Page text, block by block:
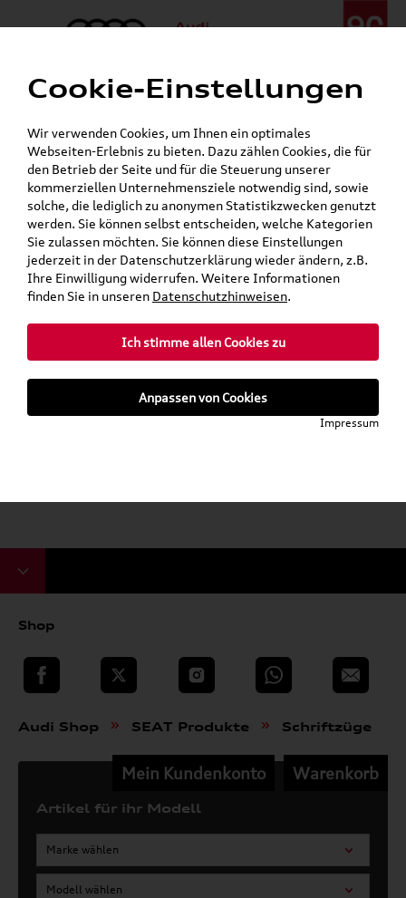
Menü
24h-Pannenhilfe:+49 (0)171 / 870 72 87
Gerade geöffnet
Verkauf:
Mo. - Fr. 08:00 - 19:00 Uhr Sa. 09:00 - 13:00 Uhr
Service:Mo. - Fr. 06:00 - 20:00 Uhr Sa. 08:00 - 13:00 Uhr
Jetzt sparen bei unseren
Dachboxen!
Grundträger zum Schnäppchenpreis
Shop
teilen Twitter Instagram WhatsApp E-Mail
Audi Shop » SEAT Produkte » Schriftzüge
Mein Kundenkonto Warenkorb
Artikel für ihr Modell
Marke wählen
Modell wählen
Cookie-Einstellungen
Wir verwenden Cookies, um Ihnen ein optimales
Webseiten-Erlebnis zu bieten. Dazu zählen Cookies, die für
den Betrieb der Seite und für die Steuerung unserer
kommerziellen Unternehmensziele notwendig sind, sowie
solche, die lediglich zu anonymen Statistikzwecken genutzt
werden. Sie können selbst entscheiden, welche Kategorien
Sie zulassen möchten. Sie können diese Einstellungen
jederzeit in der Datenschutzerklärung wieder ändern, z.B.
Ihre Einwilligung widerrufen. Weitere Informationen
finden Sie in unseren Datenschutzhinweisen.
Ich stimme allen Cookies zu
Anpassen von Cookies
Impressum